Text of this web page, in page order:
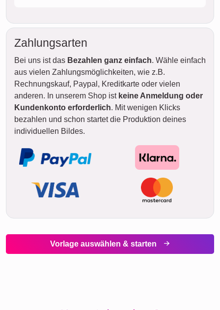
Zahlungsarten
Bei uns ist das Bezahlen ganz einfach. Wähle einfach
aus vielen Zahlungsmöglichkeiten, wie z.B.
Rechnungskauf, Paypal, Kreditkarte oder vielen
anderen. In unserem Shop ist keine Anmeldung oder
Kundenkonto erforderlich. Mit wenigen Klicks
bezahlen und schon startet die Produktion deines
individuellen Bildes.
Vorlage auswählen & starten